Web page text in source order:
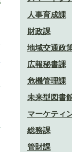
人事育成課
財政課
地域交通政
広報秘書課
危機管理課
未来型図書
マーケティ
総務課
管財課